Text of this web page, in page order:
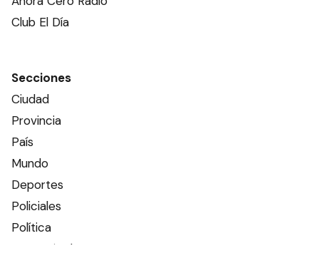
Club El Día
Secciones
Ciudad
Provincia
País
Mundo
Deportes
Policiales
Política
Espectáculos